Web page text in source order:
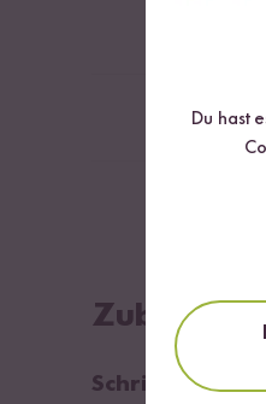
optional
Schritt 01
Du hast